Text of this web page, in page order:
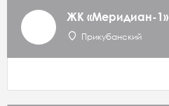
ЖК «Меридиан-1»
Прикубанский